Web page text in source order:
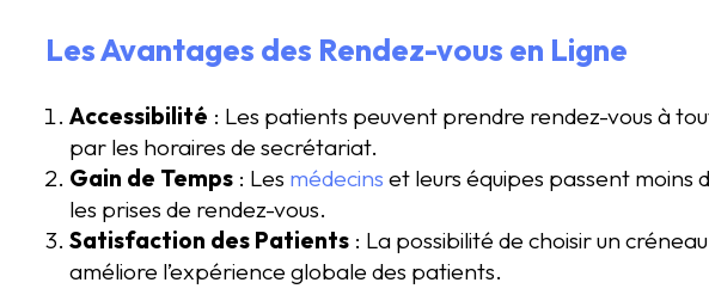
Les Avantages des Rendez-vous en Ligne
Accessibilité : Les patients peuvent prendre rendez-vous à
par les horaires de secrétariat.
Gain de Temps : Les médecins et leurs équipes passent
les prises de rendez-vous.
Satisfaction des Patients : La possibilité de choisir un
améliore l’expérience globale des patients.